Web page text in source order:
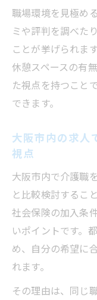
職場環境を見極め
ミや評判を調べた
ことが挙げられま
休憩スペースの有
た視点を持つこと
できます。
大阪市内の求人
視点
大阪市内で介護職
と比較検討するこ
社会保険の加入条
いポイントです。
め、自分の希望に
れます。
その理由は、同じ